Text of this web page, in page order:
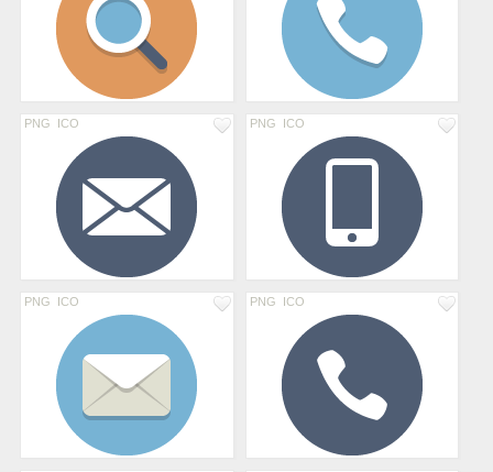
PNG ICO PNG ICO
PNG ICO PNG ICO